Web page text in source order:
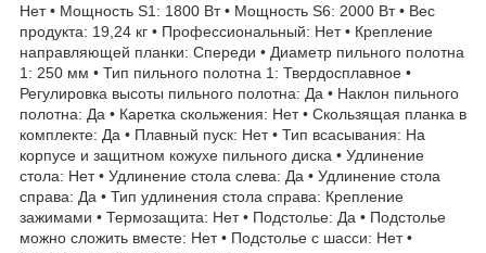
Нет • Мощность S1: 1800 Вт • Мощность S6: 2000 Вт • Вес
продукта: 19,24 кг • Профессиональный: Нет • Крепление
направляющей планки: Спереди • Диаметр пильного полотна
1: 250 мм • Тип пильного полотна 1: Твердосплавное •
Регулировка высоты пильного полотна: Да • Наклон пильного
полотна: Да • Каретка скольжения: Нет • Скользящая планка в
комплекте: Да • Плавный пуск: Нет • Тип всасывания: На
корпусе и защитном кожухе пильного диска • Удлинение
стола: Нет • Удлинение стола слева: Да • Удлинение стола
справа: Да • Тип удлинения стола справа: Крепление
зажимами • Термозащита: Нет • Подстолье: Да • Подстолье
можно сложить вместе: Нет • Подстолье с шасси: Нет •